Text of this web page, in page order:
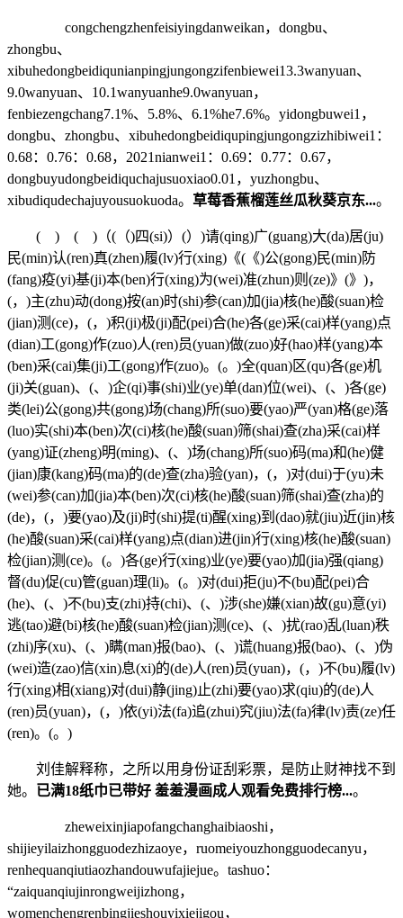
congchengzhenfeisiyingdanweikan，dongbu、
zhongbu、
xibuhedongbeidiqunianpingjungongzifenbiewei13.3wanyuan、
9.0wanyuan、10.1wanyuanhe9.0wanyuan，
fenbiezengchang7.1%、5.8%、6.1%he7.6%。yidongbuwei1，
dongbu、zhongbu、xibuhedongbeidiqupingjungongzizhibiwei1：
0.68：0.76：0.68，2021nianwei1：0.69：0.77：0.67，
dongbuyudongbeidiquchajusuoxiao0.01，yuzhongbu、
xibudiqudechajuyousuokuoda。 草莓香蕉榴莲丝瓜秋葵京东...。
( ) ( )（(（)四(si)）(）)请(qing)广(guang)大(da)居(ju)
民(min)认(ren)真(zhen)履(lv)行(xing)《(《)公(gong)民(min)防
(fang)疫(yi)基(ji)本(ben)行(xing)为(wei)准(zhun)则(ze)》(》)，
(，)主(zhu)动(dong)按(an)时(shi)参(can)加(jia)核(he)酸(suan)检
(jian)测(ce)，(，)积(ji)极(ji)配(pei)合(he)各(ge)采(cai)样(yang)点
(dian)工(gong)作(zuo)人(ren)员(yuan)做(zuo)好(hao)样(yang)本
(ben)采(cai)集(ji)工(gong)作(zuo)。(。)全(quan)区(qu)各(ge)机
(ji)关(guan)、(、)企(qi)事(shi)业(ye)单(dan)位(wei)、(、)各(ge)
类(lei)公(gong)共(gong)场(chang)所(suo)要(yao)严(yan)格(ge)落
(luo)实(shi)本(ben)次(ci)核(he)酸(suan)筛(shai)查(zha)采(cai)样
(yang)证(zheng)明(ming)、(、)场(chang)所(suo)码(ma)和(he)健
(jian)康(kang)码(ma)的(de)查(zha)验(yan)，(，)对(dui)于(yu)未
(wei)参(can)加(jia)本(ben)次(ci)核(he)酸(suan)筛(shai)查(zha)的
(de)，(，)要(yao)及(ji)时(shi)提(ti)醒(xing)到(dao)就(jiu)近(jin)核
(he)酸(suan)采(cai)样(yang)点(dian)进(jin)行(xing)核(he)酸(suan)
检(jian)测(ce)。(。)各(ge)行(xing)业(ye)要(yao)加(jia)强(qiang)
督(du)促(cu)管(guan)理(li)。(。)对(dui)拒(ju)不(bu)配(pei)合
(he)、(、)不(bu)支(zhi)持(chi)、(、)涉(she)嫌(xian)故(gu)意(yi)
逃(tao)避(bi)核(he)酸(suan)检(jian)测(ce)、(、)扰(rao)乱(luan)秩
(zhi)序(xu)、(、)瞒(man)报(bao)、(、)谎(huang)报(bao)、(、)伪
(wei)造(zao)信(xin)息(xi)的(de)人(ren)员(yuan)，(，)不(bu)履(lv)
行(xing)相(xiang)对(dui)静(jing)止(zhi)要(yao)求(qiu)的(de)人
(ren)员(yuan)，(，)依(yi)法(fa)追(zhui)究(jiu)法(fa)律(lv)责(ze)任
(ren)。(。)
刘佳解释称，之所以用身份证刮彩票，是防止财神找不到
她。 已满18纸巾已带好 羞羞漫画成人观看免费排行榜...。
zheweixinjiapofangchanghaibiaoshi，
shijieyilaizhongguodezhizaoye，ruomeiyouzhongguodecanyu，
renhequanqiutiaozhandouwufajiejue。tashuo：
“zaiquanqiujinrongweijizhong，
womenchengrenbingjieshouyixiejigou，